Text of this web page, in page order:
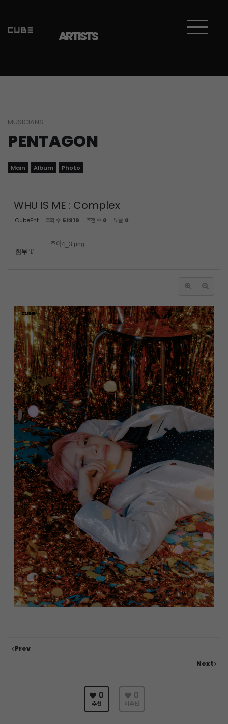
ARTISTS
MUSICIANS
PENTAGON
Main Album Photo
WHU IS ME : Complex
CubeEnt 조회 수 51919 추천 수 0 댓글 0
첨부 '1'
후이4_3.png
Prev
Next
0
추천
0
비추천